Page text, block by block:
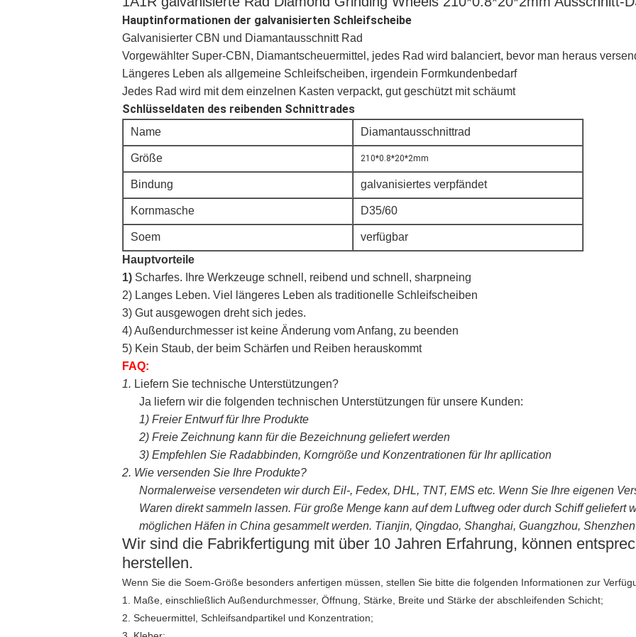
Hauptinformationen der galvanisierten Schleifscheibe
Galvanisierter CBN und Diamantausschnitt Rad
Vorgewählter Super-CBN, Diamantscheuermittel, jedes Rad wird balanciert, bevor man heraus
Längeres Leben als allgemeine Schleifscheiben, irgendein Formkundenbedarf
Jedes Rad wird mit dem einzelnen Kasten verpackt, gut geschützt mit schäumt
Schlüsseldaten des reibenden Schnittrades
Name Diamantausschnittrad
Größe 210*0.8*20*2mm
Bindung galvanisiertes verpfändet
Kornmasche D35/60
Soem
verfügbar
Hauptvorteile
1) Scharfes. Ihre Werkzeuge schnell, reibend und schnell, sharpneing
2) Langes Leben. Viel längeres Leben als traditionelle Schleifscheiben
3) Gut ausgewogen dreht sich jedes.
4) Außendurchmesser ist keine Änderung vom Anfang, zu beenden
5) Kein Staub, der beim Schärfen und Reiben herauskommt
FAQ:
1. Liefern Sie technische Unterstützungen?
Ja liefern wir die folgenden technischen Unterstützungen für unsere Kunden:
1) Freier Entwurf für Ihre Produkte
2) Freie Zeichnung kann für die Bezeichnung geliefert werden
3) Empfehlen Sie Radabbinden, Korngröße und Konzentrationen für Ihr apllication
2. Wie versenden Sie Ihre Produkte?
Normalerweise versendeten wir durch Eil-, Fedex, DHL, TNT, EMS etc. Wenn Sie Ihre eigenen
Waren direkt sammeln lassen. Für große Menge kann auf dem Luftweg oder durch Schiff geliefert
möglichen Häfen in China gesammelt werden. Tianjin, Qingdao, Shanghai, Guangzhou,
Wir sind die Fabrikfertigung mit über 10 Jahren Erfahrung, können
herstellen.
Wenn Sie die Soem-Größe besonders anfertigen müssen, stellen Sie bitte die folgenden Informationen zur
1. Maße, einschließlich Außendurchmesser, Öffnung, Stärke, Breite und Stärke der abschleifenden Schicht;
2. Scheuermittel, Schleifsandpartikel und Konzentration;